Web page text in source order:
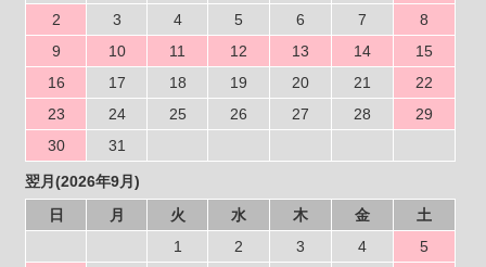
2
3 4 5 6 7
8
9
10 11 12 13 14
15
16
17 18 19 20 21
22
23
24 25 26 27 28
29
30
31
翌月(2026年9月)
日
月 火 水 木 金
土
1
2 3 4
5